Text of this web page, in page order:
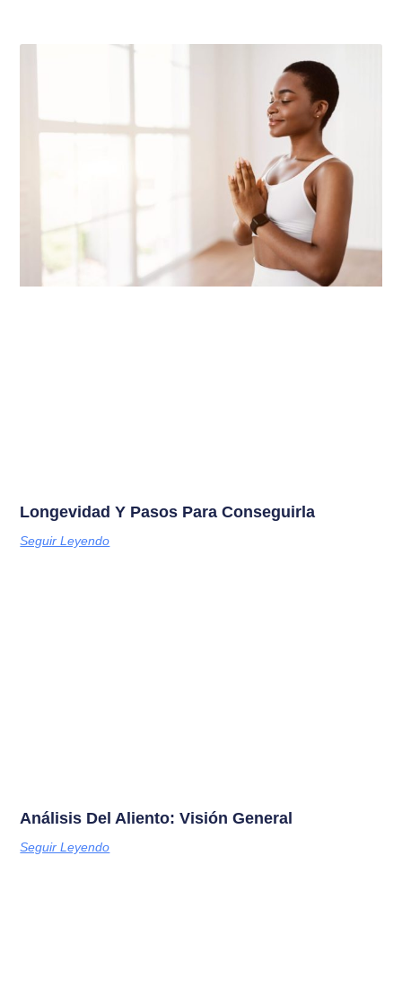
Longevidad Y Pasos Para Conseguirla
Seguir Leyendo
Análisis Del Aliento: Visión General
Seguir Leyendo